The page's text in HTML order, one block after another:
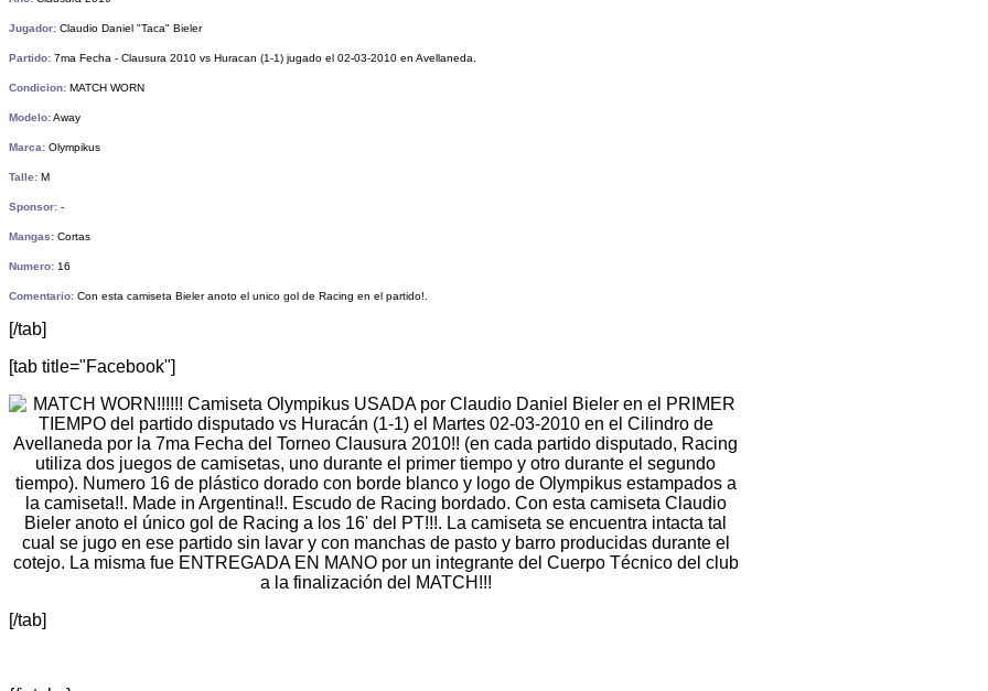
Jugador: Claudio Daniel "Taca" Bieler
Partido: 7ma Fecha - Clausura 2010 vs Huracan (1-1) jugado el 02-03-2010 en Avellaneda.
Condicion: MATCH WORN
Modelo:Away
Marca: Olympikus
Talle: M
Sponsor: -
Mangas: Cortas
Numero: 16
Comentario: Con esta camiseta Bieler anoto el unico gol de Racing en el partido!.
[/tab]
[tab title="Facebook"]
[/tab]